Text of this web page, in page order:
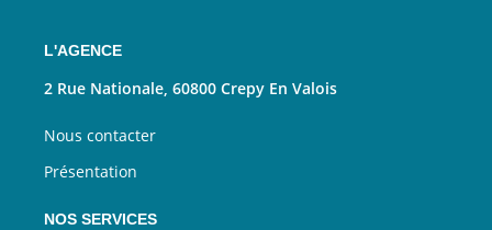
L'AGENCE
2 Rue Nationale, 60800 Crepy En Valois
Nous contacter
Présentation
NOS SERVICES